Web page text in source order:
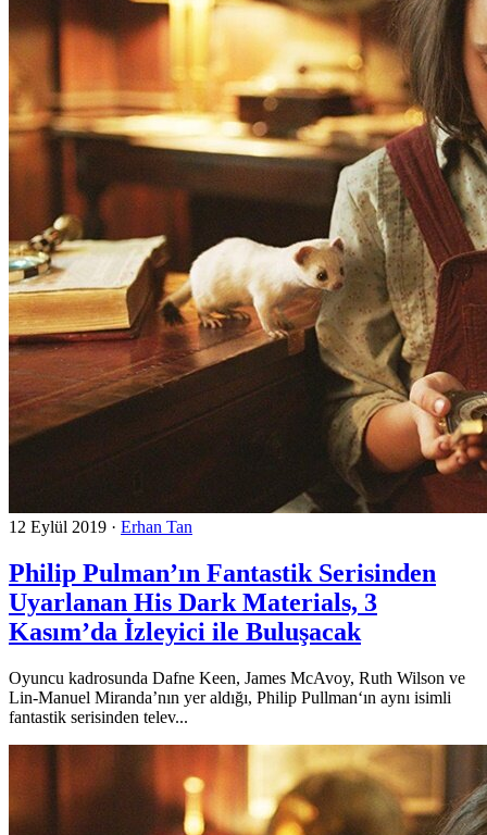
12 Eylül 2019 · Erhan Tan
Philip Pulman’ın Fantastik Serisinden
Uyarlanan His Dark Materials, 3
Kasım’da İzleyici ile Buluşacak
Oyuncu kadrosunda Dafne Keen, James McAvoy, Ruth Wilson ve
Lin-Manuel Miranda’nın yer aldığı, Philip Pullman‘ın aynı isimli
fantastik serisinden telev...